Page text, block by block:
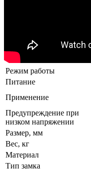
Режим работы
Питание
Применение
Предупреждение при
низком напряжении
Размер, мм
Вес, кг
Материал
Тип замка